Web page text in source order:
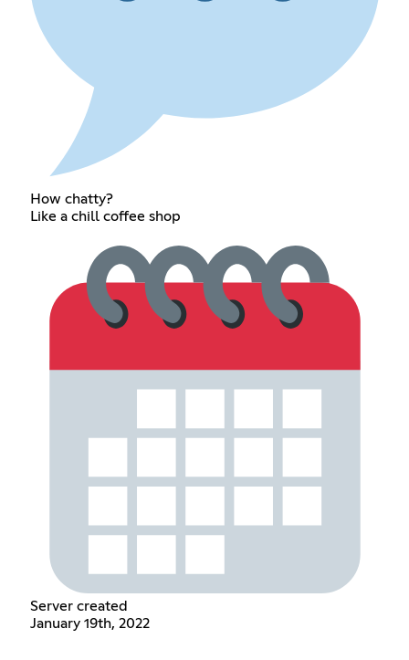
How chatty?
Like a chill coffee shop
Server created
January 19th, 2022